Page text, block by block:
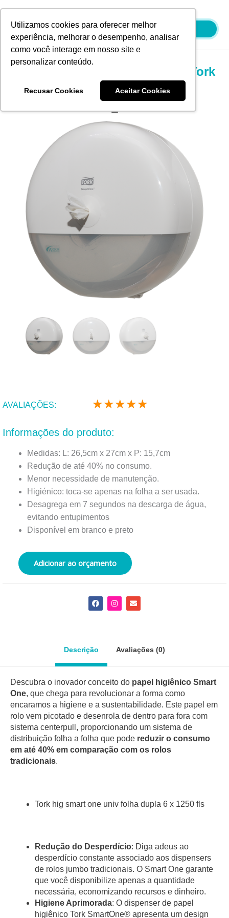
Utilizamos cookies para oferecer melhor
experiência, melhorar o desempenho, analisar
como você interage em nosso site e
personalizar conteúdo.
Recusar Cookies Aceitar Cookies
conteúdo
Dispenser de Papel Higiênico Tork
Smart One® Branco
AVALIAÇÕES: ★★★★★
5
Informações do produto:
Medidas: L: 26,5cm x 27cm x P: 15,7cm
Redução de até 40% no consumo.
Menor necessidade de manutenção.
Higiénico: toca-se apenas na folha a ser usada.
Desagrega em 7 segundos na descarga de água,
evitando entupimentos
Disponível em branco e preto
Adicionar ao orçamento
F
a
k
I
n
a
E
n
e
Descrição Avaliações (0)
Descubra o inovador conceito do papel higiênico Smart
One, que chega para revolucionar a forma como
encaramos a higiene e a sustentabilidade. Este papel em
rolo vem picotado e desenrola de dentro para fora com
sistema centerpull, proporcionando um sistema de
distribuição folha a folha que pode reduzir o consumo
em até 40% em comparação com os rolos
tradicionais.
Tork hig smart one univ folha dupla 6 x 1250 fls
Redução do Desperdício: Diga adeus ao
desperdício constante associado aos dispensers
de rolos jumbo tradicionais. O Smart One garante
que você disponibilize apenas a quantidade
necessária, economizando recursos e dinheiro.
Higiene Aprimorada: O dispenser de papel
higiênico Tork SmartOne® apresenta um design